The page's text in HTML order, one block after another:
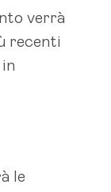
verrà
recenti
le